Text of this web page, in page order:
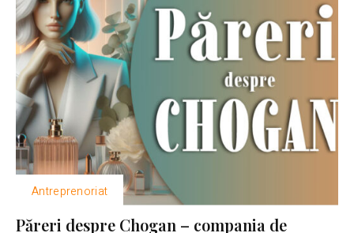
Antreprenoriat
Păreri despre Chogan – compania de